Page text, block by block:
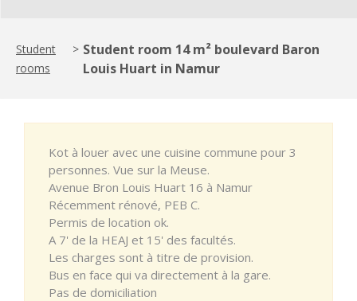
Student
rooms
> Student room 14 m² boulevard Baron
Louis Huart in Namur
Kot à louer avec une cuisine commune pour 3
personnes. Vue sur la Meuse.
Avenue Bron Louis Huart 16 à Namur
Récemment rénové, PEB C.
Permis de location ok.
A 7' de la HEAJ et 15' des facultés.
Les charges sont à titre de provision.
Bus en face qui va directement à la gare.
Pas de domiciliation